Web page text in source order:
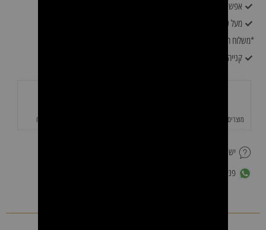
אפשרות לעד 6 תשלומים ללא ריבית
מעל 500 משלוח חינם
*משלוח חינם לא כולל רהיטים* המחיר נקבע על ידי צוות 0528060094
קנייה מאובטחת ושירות לקוחות מעולה
מוצרים איכותיים באחריות תשלום מאובטח
יש לך שאלה על המוצר?
פנייה לשירות לקוחות ב-WhatsApp